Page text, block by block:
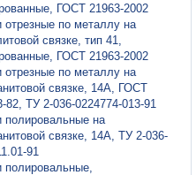
ГОСТ 21963-2002
отрезные по металлу на
связке, тип 41,
ГОСТ 21963-2002
отрезные по металлу на
связке, 14А, ГОСТ
82, ТУ 2-036-0224774-013-91
полировальные на
связке, 14А, ТУ 2-036-
91
полировальные,